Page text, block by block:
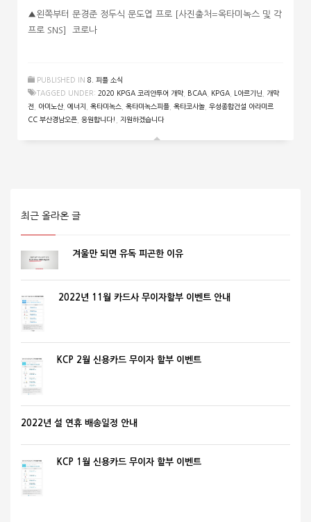
▲왼쪽부터 문경준 정두식 문도엽 프로 [사진출처=옥타미녹스 및 각
프로 SNS] 코로나
PUBLISHED IN 8. 피플 소식
TAGGED UNDER: 2020 KPGA 코리안투어 개막, BCAA KPGA L아르기닌
개막
전
아미노산, 에너지 옥타미녹스 옥타미녹스피플 옥타코사놀 우성종합건설 아라미르
CC 부산경남오픈 응원합니다! 지원하겠습니다
최근 올라온 글
겨울만 되면 유독 피곤한 이유
2022년 11월 카드사 무이자할부 이벤트 안내
KCP 2월 신용카드 무이자 할부 이벤트
2022년 설 연휴 배송일정 안내
KCP 1월 신용카드 무이자 할부 이벤트